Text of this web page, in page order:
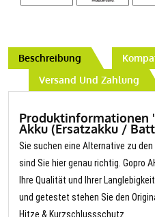
Beschreibung
Versand Und Zahlung
Produktinformationen
Akku (Ersatzakku /
Sie suchen eine Alternative zu
sind Sie hier genau richtig. Gopro
Ihre Qualität und Ihrer
und getestet stehen Sie den
Hitze & Kurzschlussschutz.